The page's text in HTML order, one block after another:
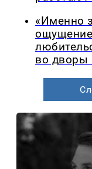
«Именно
ощущение
во дворы